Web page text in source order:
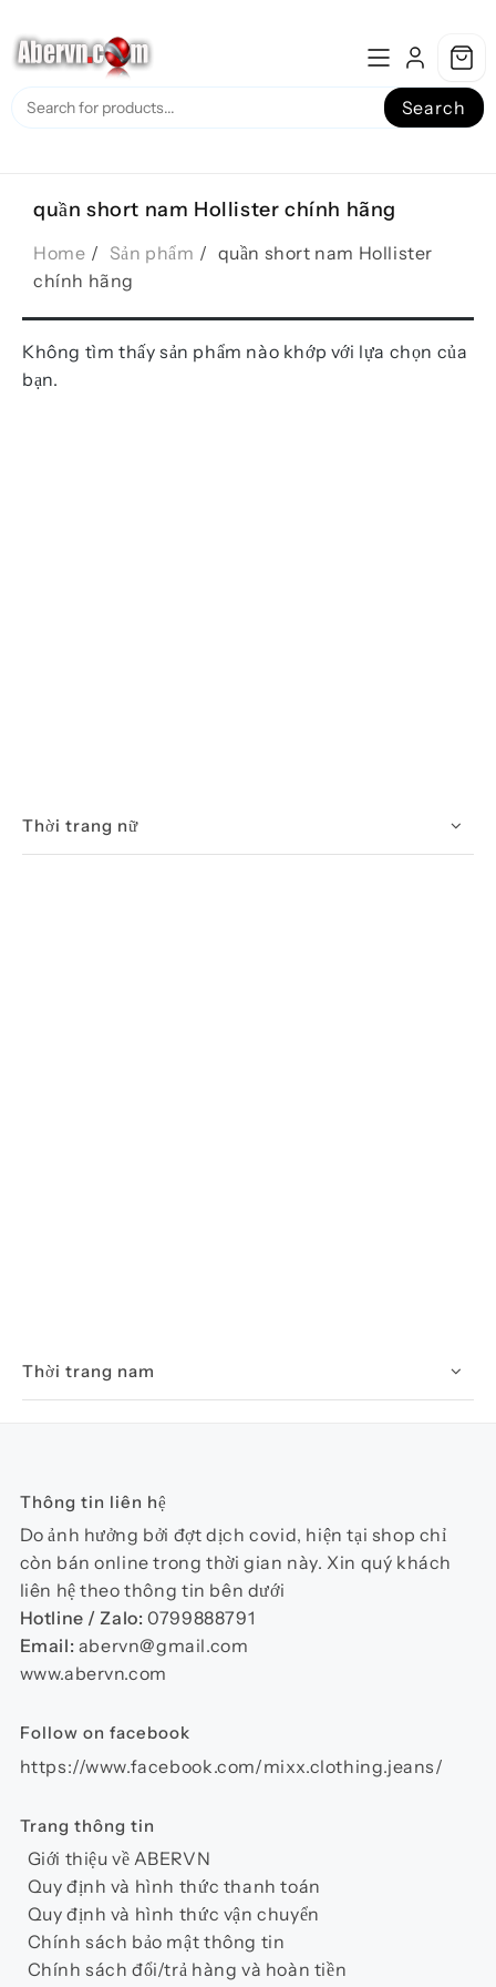
to
content
Search
Thời trang nữ
Thời trang nam
quần short nam Hollister chính hãng
Home Sản phẩm
quần short nam Hollister
chính hãng
Không tìm thấy sản phẩm nào khớp với lựa chọn của
bạn.
Thông tin liên hệ
Do ảnh hưởng bởi đợt dịch covid, hiện tại shop chỉ
còn bán online trong thời gian này. Xin quý khách
liên hệ theo thông tin bên dưới
Hotline / Zalo:0799888791
Email: abervn@gmail.com
www.abervn.com
Follow on facebook
https://www.facebook.com/mixx.clothing.jeans/
Trang thông tin
Giới thiệu về ABERVN
Quy định và hình thức thanh toán
Quy định và hình thức vận chuyển
Chính sách bảo mật thông tin
Chính sách đổi/trả hàng và hoàn tiền